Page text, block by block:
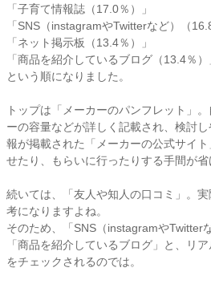
「子育て情報誌（17.0％）」
「SNS（instagramやTwitterなど）（
「ネット掲示板（13.4％）」
「商品を紹介しているブログ（13.4％）
という順になりました。
トップは「メーカーのパンフレット」
ーの容量などが詳しく記載され、検討
報が掲載された「メーカーの公式サイ
せたり、もらいに行ったりする手間が省
続いては、「友人や知人の口コミ」。
考になりますよね。
そのため、「SNS（instagramやTwitter
「商品を紹介しているブログ」と、リ
をチェックされるのでは。